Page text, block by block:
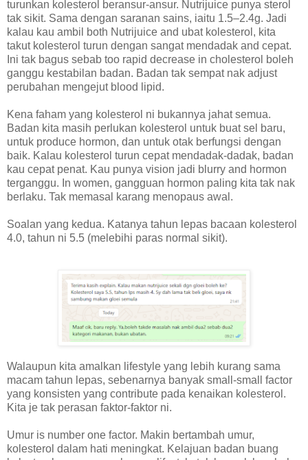
turunkan kolesterol beransur-ansur. Nutrijuice punya sterol
tak sikit. Sama dengan saranan sains, iaitu 1.5–2.4g. Jadi
kalau kau ambil both Nutrijuice and ubat kolesterol, kita
takut kolesterol turun dengan sangat mendadak and cepat.
Ini tak bagus sebab too rapid decrease in cholesterol boleh
ganggu kestabilan badan. Badan tak sempat nak adjust
perubahan mengejut blood lipid.
Kena faham yang kolesterol ni bukannya jahat semua.
Badan kita masih perlukan kolesterol untuk buat sel baru,
untuk produce hormon, dan untuk otak berfungsi dengan
baik. Kalau kolesterol turun cepat mendadak-dadak, badan
kau cepat penat. Kau punya vision jadi blurry and hormon
terganggu. In women, gangguan hormon paling kita tak nak
berlaku. Tak memasal karang menopaus awal.
Soalan yang kedua. Katanya tahun lepas bacaan kolesterol
4.0, tahun ni 5.5 (melebihi paras normal sikit).
Walaupun kita amalkan lifestyle yang lebih kurang sama
macam tahun lepas, sebenarnya banyak small-small factor
yang konsisten yang contribute pada kenaikan kolesterol.
Kita je tak perasan faktor-faktor ni.
Umur is number one factor. Makin bertambah umur,
kolesterol dalam hati meningkat. Kelajuan badan buang